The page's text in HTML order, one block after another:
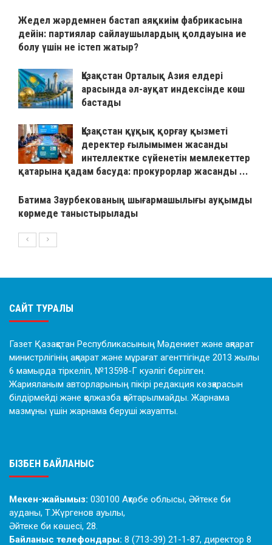
Жедел жәрдемнен бастап аяқкиім фабрикасына
дейін: партиялар сайлаушылардың қолдауына ие
болу үшін не істеп жатыр?
Қазақстан Орталық Азия елдері
арасында әл-ауқат индексінде көш
бастады
Қазақстан құқық қорғау қызметі
деректер ғылымымен жасанды
интеллектке сүйенетін мемлекеттер
қатарына қадам басуда: прокурорлар жасанды ...
Батима Заурбекованың шығармашылығы ауқымды
көрмеде таныстырылады
САЙТ ТУРАЛЫ
Газет Қазақстан Республикасының Мәдениет және ақпарат
министрлігінің ақпарат және мұрағат агенттігінде 2013 жылы
6 мамырда тіркеліп, №13598-Г куәлігі берілген.
Жарияланым авторларының пікірі редакция көзқарасын
білдірмейді және қолжазба қайтарылмайды. Жарнама
мазмұны үшін жарнама беруші жауапты.
БІЗБЕН БАЙЛАНЫС
Мекен-жайымыз: 030100 Ақтөбе облысы, Әйтеке би
ауданы, Т.Жүргенов ауылы,
Әйтеке би көшесі, 28.
Байланыс телефондары: 8 (713-39) 21-1-87, директор 8